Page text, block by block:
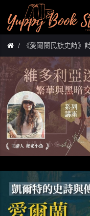
《愛爾蘭民族史詩》